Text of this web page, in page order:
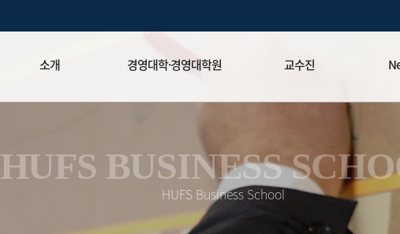
소개
비전 및 미션
경영대학·경영대학원
MS / Ph.D.▾
Global CEO▾
위탁과정▾
교수진
매니지먼트
재무
동문
HBS
HUFS BUSINESS
HUFS Business School